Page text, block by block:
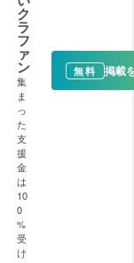
ク
ラ
フ
ァ
ン
集
ま
っ
た
支
援
金
は
10
0
%
受
け
無料 掲載